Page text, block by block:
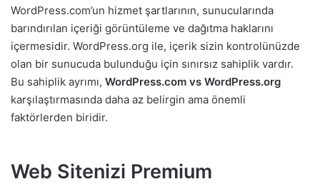
WordPress.com’un hizmet şartlarının, sunucularında
barındırılan içeriği görüntüleme ve dağıtma haklarını
içermesidir. WordPress.org ile, içerik sizin kontrolünüzde
olan bir sunucuda bulunduğu için sınırsız sahiplik vardır.
Bu sahiplik ayrımı, WordPress.com vs WordPress.org
karşılaştırmasında daha az belirgin ama önemli
faktörlerden biridir.
Web Sitenizi Premium